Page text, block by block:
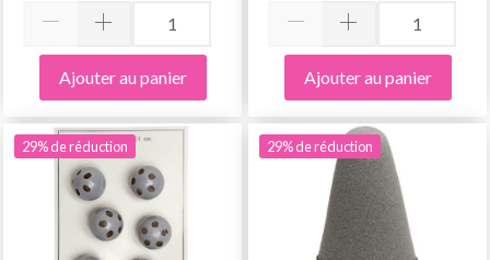
Ajouter au panier Ajouter au panier
29% de réduction 29% de réduction